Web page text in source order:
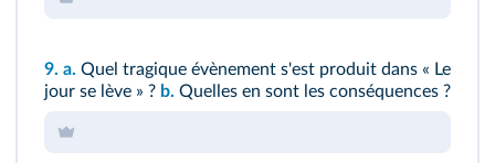
9. a. Quel tragique évènement s'est produit dans « Le
jour se lève » ? b. Quelles en sont les conséquences ?